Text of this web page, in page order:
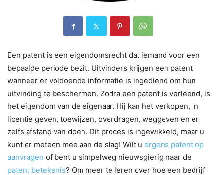
Een patent is een eigendomsrecht dat iemand voor een
bepaalde periode bezit. Uitvinders krijgen een patent
wanneer er voldoende informatie is ingediend om hun
uitvinding te beschermen. Zodra een patent is verleend, is
het eigendom van de eigenaar. Hij kan het verkopen, in
licentie geven, toewijzen, overdragen, weggeven en er
zelfs afstand van doen. Dit proces is ingewikkeld, maar u
kunt er meteen mee aan de slag! Wilt u ergens patent op
aanvragen of bent u simpelweg nieuwsgierig naar de
patent betekenis? Om meer te leren over hoe een bedrijf